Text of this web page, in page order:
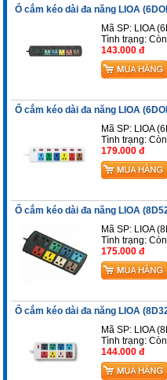
Ổ cắm kéo dài đa năng LIOA
Mã SP: LIOA
Tình trạng:
143.000 đ
Ổ cắm kéo dài đa năng LIOA
Mã SP: LIOA
Tình trạng:
179.000 đ
Ổ cắm kéo dài đa năng LIOA
Mã SP: LIOA
Tình trạng:
175.000 đ
Ổ cắm kéo dài đa năng LIOA
Mã SP: LIOA
Tình trạng:
144.000 đ